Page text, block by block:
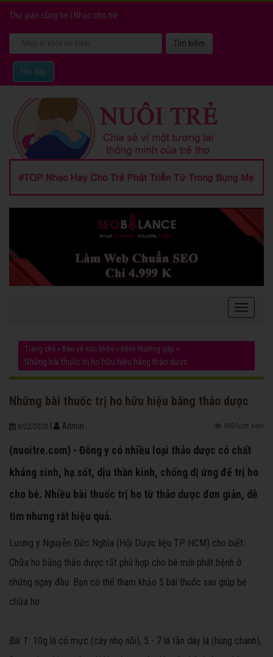
Thư giản cùng bé Nhạc cho trẻ
Hỏi đáp
Trang chủ » Bảo vệ sức khỏe » Bệnh thường gặp »
Những bài thuốc trị ho hữu hiệu bằng thảo dược
Những bài thuốc trị ho hữu hiệu bằng thảo dược
8/22/2020 Admin 840 lượt xem
(nuoitre.com) - Đông y có nhiều loại thảo dược có chất
kháng sinh, hạ sốt, dịu thần kinh, chống dị ứng để trị ho
cho bé. Nhiều bài thuốc trị ho từ thảo dược đơn giản, dễ
tìm nhưng rất hiệu quả.
Lương y Nguyễn Đức Nghĩa (Hội Dược liệu TP. HCM) cho biết:
Chữa ho bằng thảo dược rất phù hợp cho bé mới phát bệnh ở
những ngày đầu. Bạn có thể tham khảo 5 bài thuốc sau giúp bé
chữa ho.
Bài 1: 10g lá cỏ mực (cây nhọ nồi), 5 - 7 lá tần dày lá (húng chanh),